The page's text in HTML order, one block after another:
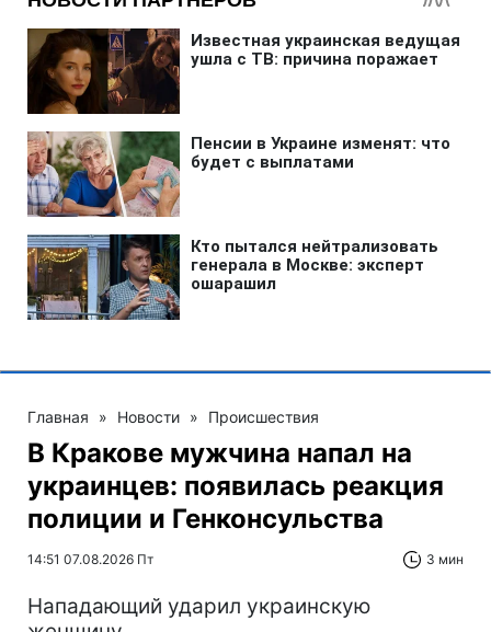
Главная » Новости » Происшествия
В Кракове мужчина напал на
украинцев: появилась реакция
полиции и Генконсульства
14:51 07.08.2026 Пт 3 мин
Нападающий ударил украинскую